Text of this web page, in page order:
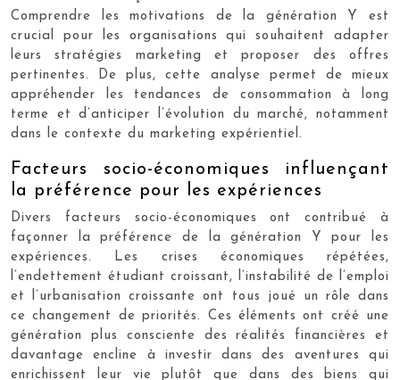
Comprendre les motivations de la génération Y est
crucial pour les organisations qui souhaitent adapter
leurs stratégies marketing et proposer des offres
pertinentes. De plus, cette analyse permet de mieux
appréhender les tendances de consommation à long
terme et d’anticiper l’évolution du marché, notamment
dans le contexte du marketing expérientiel.
Facteurs socio-économiques influençant
la préférence pour les expériences
Divers facteurs socio-économiques ont contribué à
façonner la préférence de la génération Y pour les
expériences. Les crises économiques répétées,
l’endettement étudiant croissant, l’instabilité de l’emploi
et l’urbanisation croissante ont tous joué un rôle dans
ce changement de priorités. Ces éléments ont créé une
génération plus consciente des réalités financières et
davantage encline à investir dans des aventures qui
enrichissent leur vie plutôt que dans des biens qui